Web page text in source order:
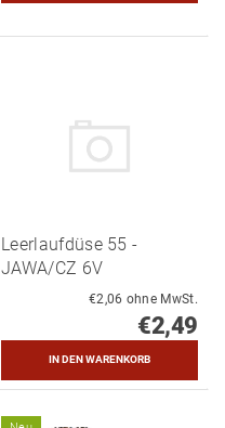
Leerlaufdüse 55 -
JAWA/CZ 6V
€2,06 ohne MwSt.
€2,49